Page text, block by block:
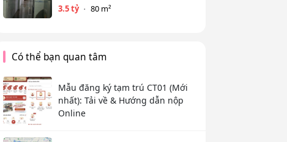
LAI (MỚI )
3.5 tỷ 80 m²
Có thể bạn quan tâm
Mẫu đăng ký tạm trú CT01 (Mới
nhất): Tải về & Hướng dẫn nộp
Online